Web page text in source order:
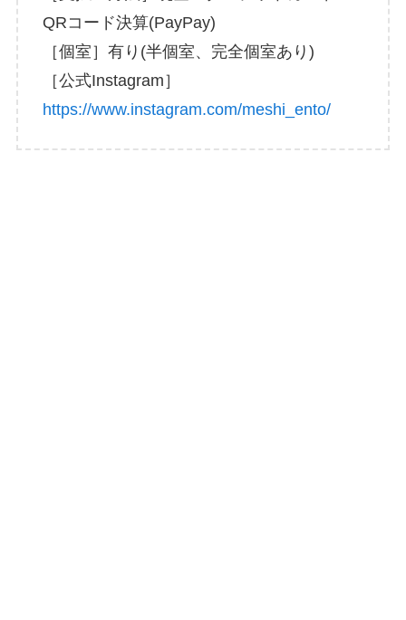
QRコード決算(PayPay)
［個室］有り(半個室、完全個室あり)
［公式Instagram］
https://www.instagram.com/meshi_ento/